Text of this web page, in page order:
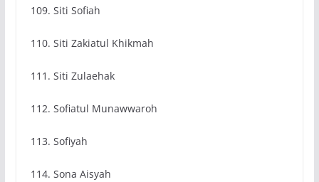
109. Siti Sofiah
110. Siti Zakiatul Khikmah
111. Siti Zulaehak
112. Sofiatul Munawwaroh
113. Sofiyah
114. Sona Aisyah